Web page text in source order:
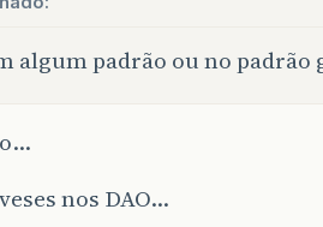
algum padrão ou no padrão
nos DAO…